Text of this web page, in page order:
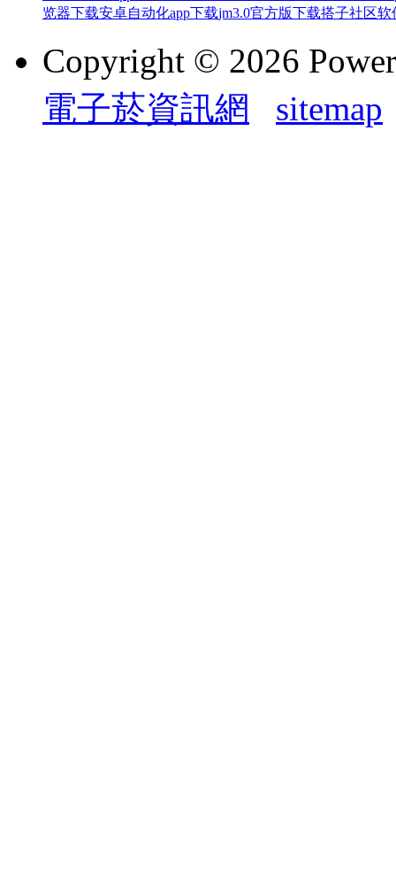
览器下载安卓自动化app下载jm3.0官方版下载搭子社区软
Copyright © 2026
電子菸資訊網
sitemap